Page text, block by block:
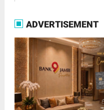
ADVERTISEMENT